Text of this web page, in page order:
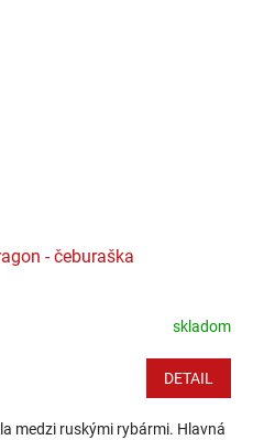
- čeburaška
skladom
DETAIL
medzi ruskými rybármi. Hlavná